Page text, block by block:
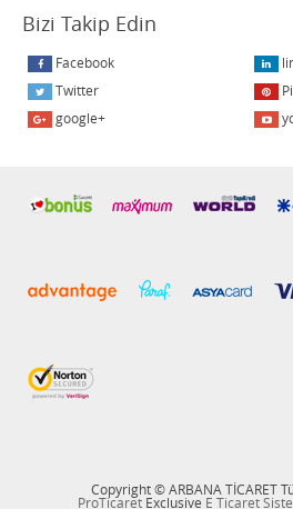
Bizi Takip Edin
Facebook
Twitter
google+
Copyright © ARBANA TİCARET
ProTicaretExclusive E Ticaret